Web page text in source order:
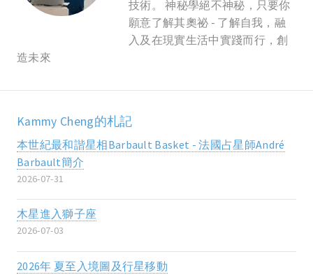
技術。 神秘學絕不神秘，只要你
願意了解其奧祕 - 了解自我，融
入及在現實生活中實踐而行，創
造未來
Kammy Cheng的札記
本世紀最和諧星相Barbault Basket - 法國占星師André
Barbault簡介
2026-07-31
木星進入獅子座
2026-07-03
2026年 夏至入境圖及行星移動